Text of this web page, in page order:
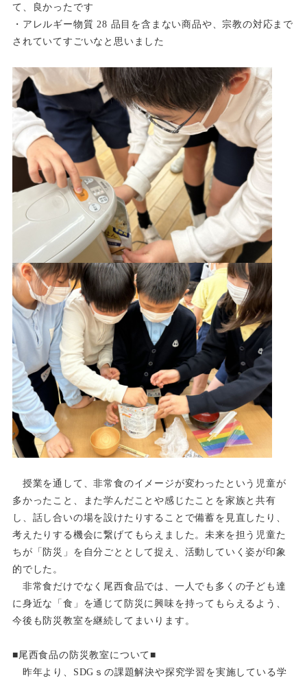
て、良かったです
・アレルギー物質 28 品目を含まない商品や、宗教の対応まで
されていてすごいなと思いました
授業を通して、非常食のイメージが変わったという児童が
多かったこと、また学んだことや感じたことを家族と共有
し、話し合いの場を設けたりすることで備蓄を見直したり、
考えたりする機会に繋げてもらえました。未来を担う児 童た
ちが「防災」を自分ごととして捉え、活動していく姿が印象
的でした。
非常食だけでなく尾西食品では、一人でも多くの子ども達
に身近な「食」を通じて防災に興味を持ってもらえるよ う、
今後も防災教室を継続してまいります。
■尾西食品の防災教室について■
昨年より、SDGｓの課題解決や探究学習を実施している学